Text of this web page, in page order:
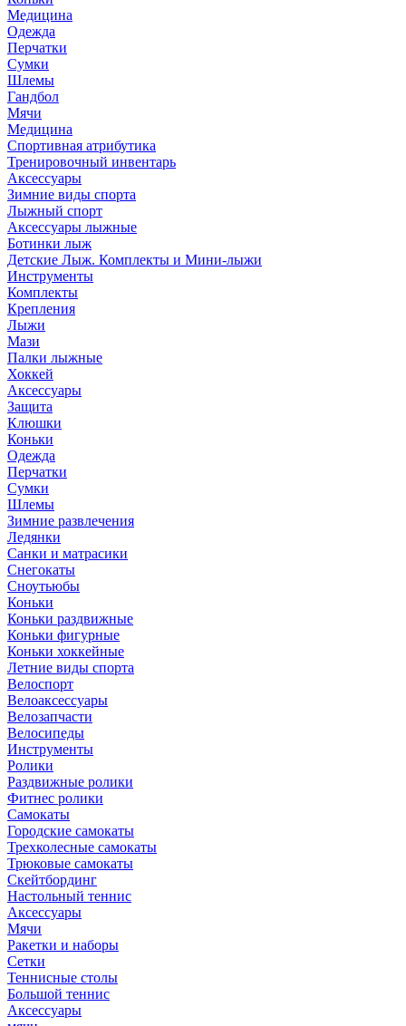
Медицина
Одежда
Перчатки
Сумки
Шлемы
Гандбол
Мячи
Медицина
Спортивная атрибутика
Тренировочный инвентарь
Аксессуары
Зимние виды спорта
Лыжный спорт
Аксессуары лыжные
Ботинки лыж
Детские Лыж. Комплекты и Мини-лыжи
Инструменты
Комплекты
Крепления
Лыжи
Мази
Палки лыжные
Хоккей
Аксессуары
Защита
Клюшки
Коньки
Одежда
Перчатки
Сумки
Шлемы
Зимние развлечения
Ледянки
Санки и матрасики
Снегокаты
Сноутьюбы
Коньки
Коньки раздвижные
Коньки фигурные
Коньки хоккейные
Летние виды спорта
Велоспорт
Велоаксессуары
Велозапчасти
Велосипеды
Инструменты
Ролики
Раздвижные ролики
Фитнес ролики
Самокаты
Городские самокаты
Трехколесные самокаты
Трюковые самокаты
Скейтбординг
Настольный теннис
Аксессуары
Мячи
Ракетки и наборы
Сетки
Теннисные столы
Большой теннис
Аксессуары